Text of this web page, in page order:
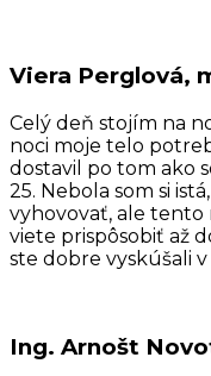
Viera Perglová,
Celý deň stojím na
noci moje telo
dostavil po tom ako
25. Nebola som si
vyhovovať, ale tento
viete prispôsobiť až
ste dobre vyskúšali
Ing. Arnošt